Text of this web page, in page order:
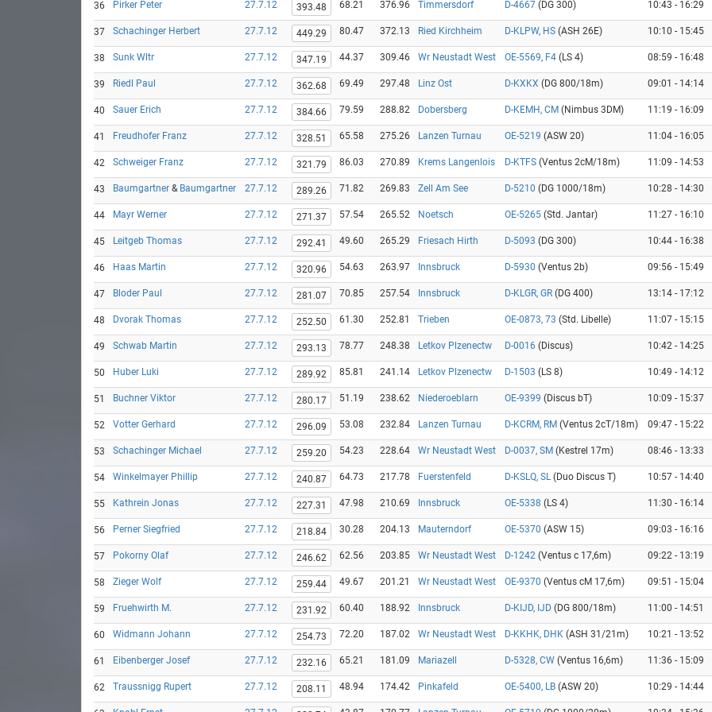
36 Pirker Peter 27.7.12 393.48 68.21 376.96 Timmersdorf D-4667 (DG 300) 10:43 - 16:29
37 Schachinger Herbert 27.7.12 449.29 80.47 372.13 Ried Kirchheim D-KLPW, HS (ASH 26E) 10:10 - 15:45
38 Sunk Wltr 27.7.12 347.19 44.37 309.46 Wr Neustadt West OE-5569, F4 (LS 4) 08:59 - 16:48
39 Riedl Paul 27.7.12 362.68 69.49 297.48 Linz Ost D-KXKX (DG 800/18m) 09:01 - 14:14
40 Sauer Erich 27.7.12 384.66 79.59 288.82 Dobersberg D-KEMH, CM (Nimbus 3DM) 11:19 - 16:09
41 Freudhofer Franz 27.7.12 328.51 65.58 275.26 Lanzen Turnau OE-5219 (ASW 20) 11:04 - 16:05
42 Schweiger Franz 27.7.12 321.79 86.03 270.89 Krems Langenlois D-KTFS (Ventus 2cM/18m) 11:09 - 14:53
43 Baumgartner & Baumgartner 27.7.12 289.26 71.82 269.83 Zell Am See D-5210 (DG 1000/18m) 10:28 - 14:30
44 Mayr Werner 27.7.12 271.37 57.54 265.52 Noetsch OE-5265 (Std. Jantar) 11:27 - 16:10
45 Leitgeb Thomas 27.7.12 292.41 49.60 265.29 Friesach Hirth D-5093 (DG 300) 10:44 - 16:38
46 Haas Martin 27.7.12 320.96 54.63 263.97 Innsbruck D-5930 (Ventus 2b) 09:56 - 15:49
47 Bloder Paul 27.7.12 281.07 70.85 257.54 Innsbruck D-KLGR, GR (DG 400) 13:14 - 17:12
48 Dvorak Thomas 27.7.12 252.50 61.30 252.81 Trieben OE-0873, 73 (Std. Libelle) 11:07 - 15:15
49 Schwab Martin 27.7.12 293.13 78.77 248.38 Letkov Plzenectw D-0016 (Discus) 10:42 - 14:25
50 Huber Luki 27.7.12 289.92 85.81 241.14 Letkov Plzenectw D-1503 (LS 8) 10:49 - 14:12
51 Buchner Viktor 27.7.12 280.17 51.19 238.62 Niederoeblarn OE-9399 (Discus bT) 10:09 - 15:37
52 Votter Gerhard 27.7.12 296.09 53.08 232.84 Lanzen Turnau D-KCRM, RM (Ventus 2cT/18m) 09:47 - 15:22
53 Schachinger Michael 27.7.12 259.20 54.23 228.64 Wr Neustadt West D-0037, SM (Kestrel 17m) 08:46 - 13:33
54 Winkelmayer Phillip 27.7.12 240.87 64.73 217.78 Fuerstenfeld D-KSLQ, SL(Duo Discus T) 10:57 - 14:40
55 Kathrein Jonas 27.7.12 227.31 47.98 210.69 Innsbruck OE-5338 (LS 4) 11:30 - 16:14
56 Perner Siegfried 27.7.12 218.84 30.28 204.13 Mauterndorf OE-5370 (ASW 15) 09:03 - 16:16
57 Pokorny Olaf 27.7.12 246.62 62.56 203.85 Wr Neustadt West D-1242 (Ventus c 17,6m) 09:22 - 13:19
58 Zieger Wolf 27.7.12 259.44 49.67 201.21 Wr Neustadt West OE-9370 (Ventus cM 17,6m) 09:51 - 15:04
59 Fruehwirth M. 27.7.12 231.92 60.40 188.92 Innsbruck D-KIJD, IJD (DG 800/18m) 11:00 - 14:51
60 Widmann Johann 27.7.12 254.73 72.20 187.02 Wr Neustadt West D-KKHK, DHK (ASH 31/21m) 10:21 - 13:52
61 Eibenberger Josef 27.7.12 232.16 65.21 181.09 Mariazell D-5328, CW (Ventus 16,6m) 11:36 - 15:09
62 Traussnigg Rupert 27.7.12 208.11 48.94 174.42 Pinkafeld OE-5400, LB (ASW 20) 10:29 - 14:44